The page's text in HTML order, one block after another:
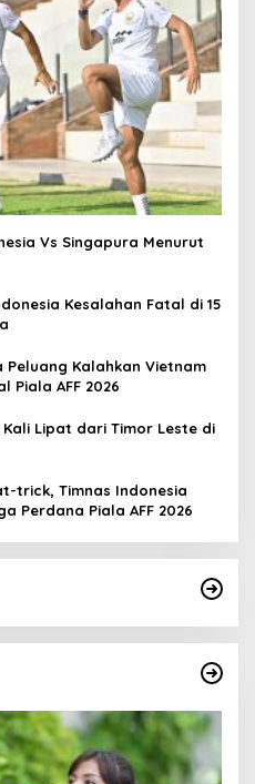
Vs Singapura Menurut
Kesalahan Fatal di 15
Peluang Kalahkan Vietnam
Piala AFF 2026
Kali Lipat dari Timor Leste di
trick, Timnas Indonesia
Perdana Piala AFF 2026